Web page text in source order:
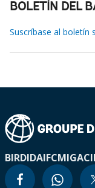
BOLETÍN DEL
Suscríbase al boletín
BIRDIDAIFCMIGA